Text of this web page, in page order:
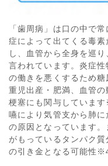
「歯周病」は口の中で
症によって出てくる毒
し、血管から全身を巡
言われています。炎症
の働きを悪くするため
重児出産・肥満、血管
梗塞にも関与していま
嚥により気管支から肺
の原因となっています
がもっているタンパク
の引き金となる可能性